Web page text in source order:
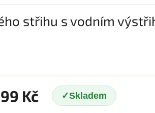
střihu s vodním
Kč Skladem